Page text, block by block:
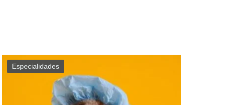
Especialidades